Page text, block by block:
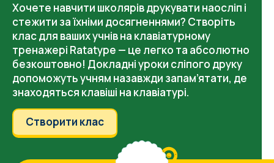
Хочете навчити школярів друкувати наосліп і
стежити за їхніми досягненнями? Створіть
клас для ваших учнів на клавіатурному
тренажері Ratatype — це легко та абсолютно
безкоштовно! Докладні уроки сліпого друку
допоможуть учням назавжди запам’ятати, де
знаходяться клавіші на клавіатурі.
Створити клас